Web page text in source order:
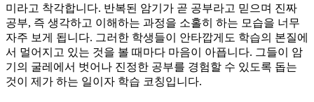
미라고 착각합니다. 반복된 암기가 곧 공부라고 믿으며 진짜
공부, 즉 생각하고 이해하는 과정을 소홀히 하는 모습을 너무
자주 보게 됩니다. 그러한 학생들이 안타깝게도 학습의 본질에
서 멀어지고 있는 것을 볼 때마다 마음이 아픕니다. 그들이 암
기의 굴레에서 벗어나 진정한 공부를 경험할 수 있도록 돕는
것이 제가 하는 일이자 학습 코칭입니다.